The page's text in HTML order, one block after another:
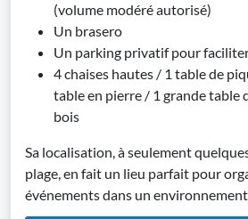
(volume modéré autorisé)
Un brasero
Un parking privatif pour faciliter
4 chaises hautes / 1 table de
table en pierre / 1 grande table
bois
Sa localisation, à seulement
plage, en fait un lieu parfait pour
événements dans un